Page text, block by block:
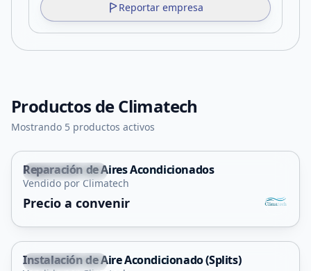
Reportar empresa
Productos deClimatech
Mostrando 5 productos activos
Villa Mercedes
Reparación de Aires Acondicionados
Vendido por Climatech
Precio a convenir
Villa Mercedes
Instalación de Aire Acondicionado (Splits)